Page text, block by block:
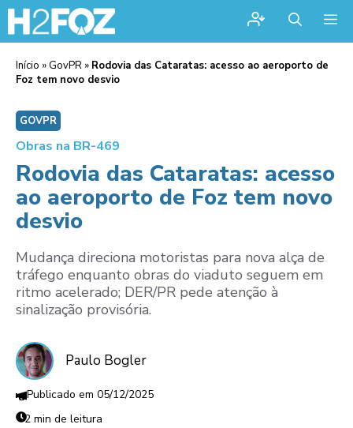
Início » GovPR » Rodovia das Cataratas: acesso ao aeroporto de
Foz tem novo desvio
GOVPR
Obras na BR-469
Rodovia das Cataratas: acesso
ao aeroporto de Foz tem novo
desvio
Mudança direciona motoristas para nova alça de
tráfego enquanto obras do viaduto seguem em
ritmo acelerado; DER/PR pede atenção à
sinalização provisória.
Paulo Bogler
05/12/2025
2 min de leitura